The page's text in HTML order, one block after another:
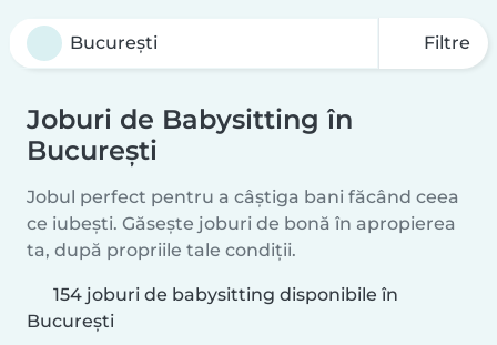
Filtre
Joburi de Babysitting în
București
Jobul perfect pentru a câștiga bani făcând ceea
ce iubești. Găsește joburi de bonă în apropierea
ta, după propriile tale condiții.
154 joburi de babysitting disponibile în
București